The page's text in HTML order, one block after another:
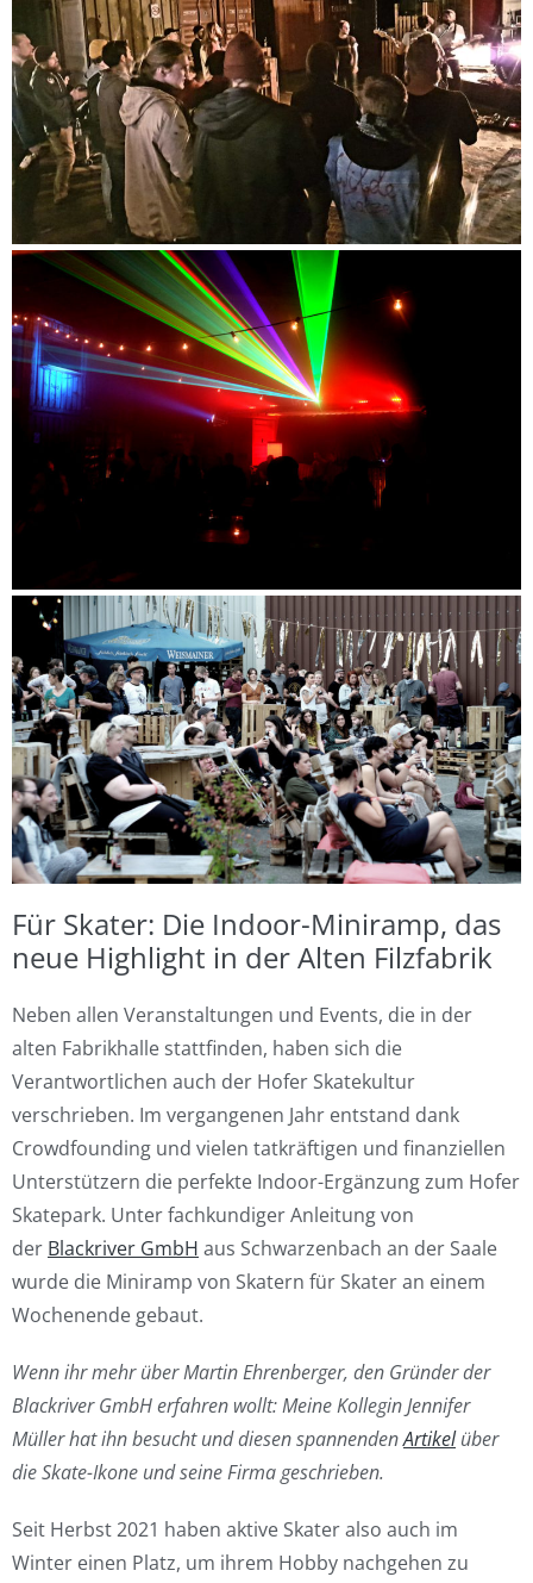
Für Skater: Die Indoor-Miniramp, das
neue Highlight in der Alten Filzfabrik
Neben allen Veranstaltungen und Events, die in der
alten Fabrikhalle stattfinden, haben sich die
Verantwortlichen auch der Hofer Skatekultur
verschrieben. Im vergangenen Jahr entstand dank
Crowdfounding und vielen tatkräftigen und finanziellen
Unterstützern die perfekte Indoor-Ergänzung zum Hofer
Skatepark. Unter fachkundiger Anleitung von
der Blackriver GmbH aus Schwarzenbach an der Saale
wurde die Miniramp von Skatern für Skater an einem
Wochenende gebaut.
Wenn ihr mehr über Martin Ehrenberger, den Gründer der
Blackriver GmbH erfahren wollt: Meine Kollegin Jennifer
Müller hat ihn besucht und diesen spannendenArtikelüber
die Skate-Ikone und seine Firma geschrieben.
Seit Herbst 2021 haben aktive Skater also auch im
Winter einen Platz, um ihrem Hobby nachgehen zu